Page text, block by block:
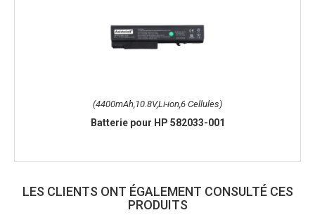
(4400mAh,10.8V,Li-ion,6 Cellules)
Batterie pour HP 582033-001
LES CLIENTS ONT ÉGALEMENT CONSULTÉ CES
PRODUITS